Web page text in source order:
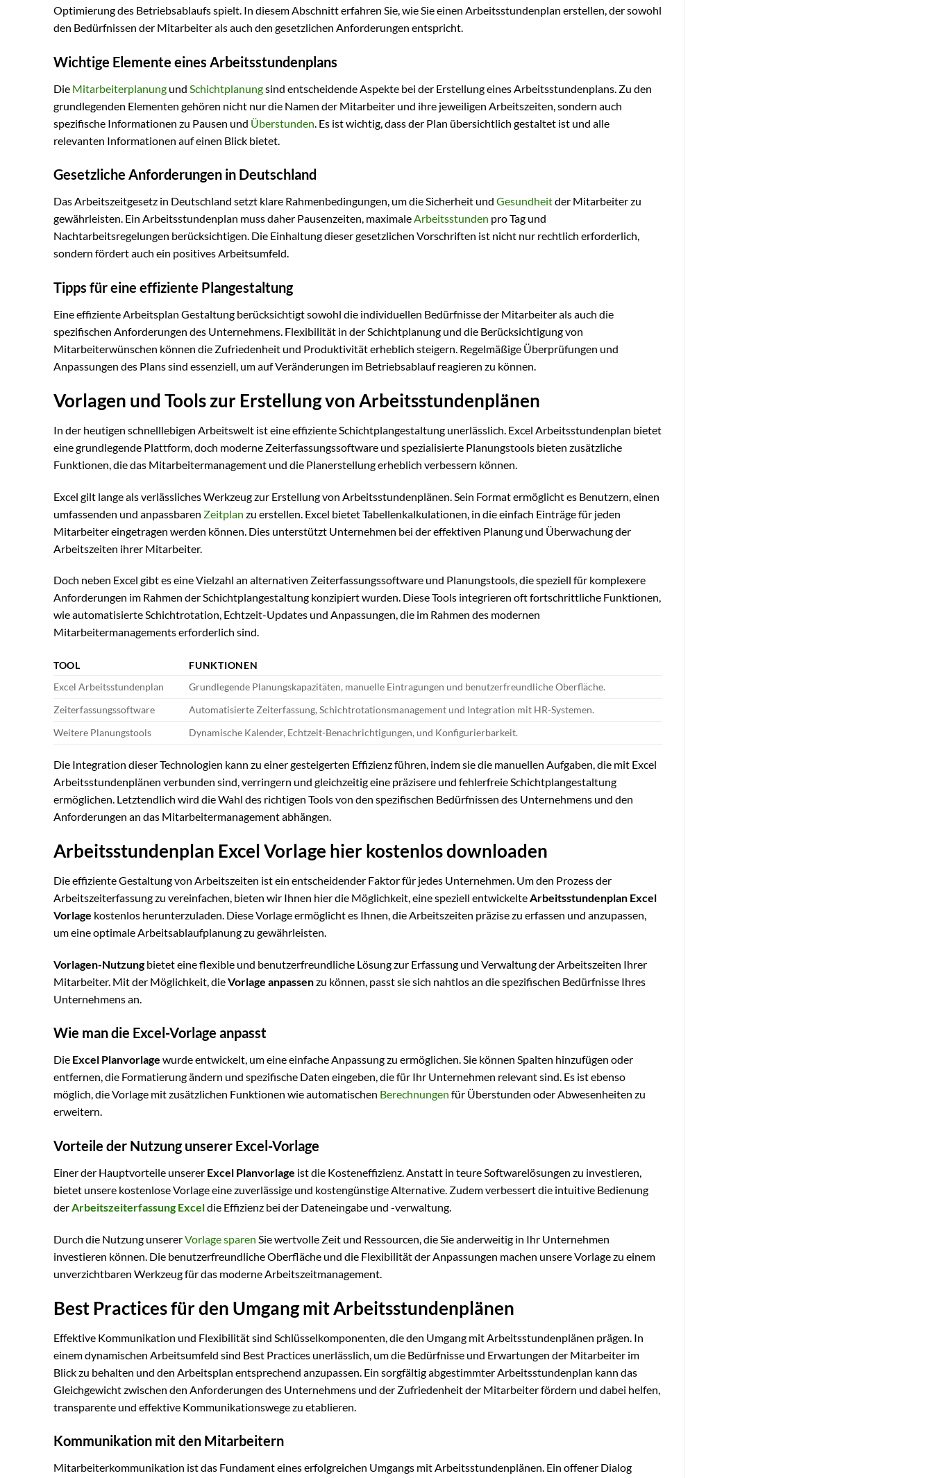
Optimierung des Betriebsablaufs spielt. In diesem Abschnitt erfahren Sie, wie Sie einen Arbeitsstundenplan erstellen, der sowohl
den Bedürfnissen der Mitarbeiter als auch den gesetzlichen Anforderungen entspricht.
Wichtige Elemente eines Arbeitsstundenplans
Die Mitarbeiterplanung und Schichtplanungsind entscheidende Aspekte bei der Erstellung eines Arbeitsstundenplans. Zu den
grundlegenden Elementen gehören nicht nur die Namen der Mitarbeiter und ihre jeweiligen Arbeitszeiten, sondern auch
spezifische Informationen zu Pausen und Überstunden . Es ist wichtig, dass der Plan übersichtlich gestaltet ist und alle
relevanten Informationen auf einen Blick bietet.
Gesetzliche Anforderungen in Deutschland
Das Arbeitszeitgesetz in Deutschland setzt klare Rahmenbedingungen, um die Sicherheit und Gesundheitder Mitarbeiter zu
gewährleisten. Ein Arbeitsstundenplan muss daher Pausenzeiten, maximaleArbeitsstunden pro Tag und
Nachtarbeitsregelungen berücksichtigen. Die Einhaltung dieser gesetzlichen Vorschriften ist nicht nur rechtlich erforderlich,
sondern fördert auch ein positives Arbeitsumfeld.
Tipps für eine effiziente Plangestaltung
Eine effiziente Arbeitsplan Gestaltung berücksichtigt sowohl die individuellen Bedürfnisse der Mitarbeiter als auch die
spezifischen Anforderungen des Unternehmens. Flexibilität in der Schichtplanung und die Berücksichtigung von
Mitarbeiterwünschen können die Zufriedenheit und Produktivität erheblich steigern. Regelmäßige Überprüfungen und
Anpassungen des Plans sind essenziell, um auf Veränderungen im Betriebsablauf reagieren zu können.
Vorlagen und Tools zur Erstellung von Arbeitsstundenplänen
In der heutigen schnelllebigen Arbeitswelt ist eine effiziente Schichtplangestaltung unerlässlich. Excel Arbeitsstundenplan bietet
eine grundlegende Plattform, doch moderne Zeiterfassungssoftware und spezialisierte Planungstools bieten zusätzliche
Funktionen, die das Mitarbeitermanagement und die Planerstellung erheblich verbessern können.
Excel gilt lange als verlässliches Werkzeug zur Erstellung von Arbeitsstundenplänen. Sein Format ermöglicht es Benutzern, einen
umfassenden und anpassbaren Zeitplan zu erstellen. Excel bietet Tabellenkalkulationen, in die einfach Einträge für jeden
Mitarbeiter eingetragen werden können. Dies unterstützt Unternehmen bei der effektiven Planung und Überwachung der
Arbeitszeiten ihrer Mitarbeiter.
Doch neben Excel gibt es eine Vielzahl an alternativen Zeiterfassungssoftware und Planungstools, die speziell für komplexere
Anforderungen im Rahmen der Schichtplangestaltung konzipiert wurden. Diese Tools integrieren oft fortschrittliche Funktionen,
wie automatisierte Schichtrotation, Echtzeit-Updates und Anpassungen, die im Rahmen des modernen
Mitarbeitermanagements erforderlich sind.
TOOL
FUNKTIONEN
Excel Arbeitsstundenplan
Grundlegende Planungskapazitäten, manuelle Eintragungen und benutzerfreundliche Oberfläche.
Zeiterfassungssoftware
Automatisierte Zeiterfassung, Schichtrotationsmanagement und Integration mit HR-Systemen.
Weitere Planungstools
Dynamische Kalender, Echtzeit-Benachrichtigungen, und Konfigurierbarkeit.
Die Integration dieser Technologien kann zu einer gesteigerten Effizienz führen, indem sie die manuellen Aufgaben, die mit Excel
Arbeitsstundenplänen verbunden sind, verringern und gleichzeitig eine präzisere und fehlerfreie Schichtplangestaltung
ermöglichen. Letztendlich wird die Wahl des richtigen Tools von den spezifischen Bedürfnissen des Unternehmens und den
Anforderungen an das Mitarbeitermanagement abhängen.
Arbeitsstundenplan Excel Vorlage hier kostenlos downloaden
Die effiziente Gestaltung von Arbeitszeiten ist ein entscheidender Faktor für jedes Unternehmen. Um den Prozess der
Arbeitszeiterfassung zu vereinfachen, bieten wir Ihnen hier die Möglichkeit, eine speziell entwickelteArbeitsstundenplan Excel
Vorlage kostenlos herunterzuladen. Diese Vorlage ermöglicht es Ihnen, die Arbeitszeiten präzise zu erfassen und anzupassen,
um eine optimale Arbeitsablaufplanung zu gewährleisten.
Vorlagen-Nutzungbietet eine flexible und benutzerfreundliche Lösung zur Erfassung und Verwaltung der Arbeitszeiten Ihrer
Mitarbeiter. Mit der Möglichkeit, dieVorlage anpassenzu können, passt sie sich nahtlos an die spezifischen Bedürfnisse Ihres
Unternehmens an.
Wie man die Excel-Vorlage anpasst
Die Excel Planvorlage wurde entwickelt, um eine einfache Anpassung zu ermöglichen. Sie können Spalten hinzufügen oder
entfernen, die Formatierung ändern und spezifische Daten eingeben, die für Ihr Unternehmen relevant sind. Es ist ebenso
möglich, die Vorlage mit zusätzlichen Funktionen wie automatischen Berechnungen für Überstunden oder Abwesenheiten zu
erweitern.
Vorteile der Nutzung unserer Excel-Vorlage
Einer der Hauptvorteile unserer Excel Planvorlage ist die Kosteneffizienz. Anstatt in teure Softwarelösungen zu investieren,
bietet unsere kostenlose Vorlage eine zuverlässige und kostengünstige Alternative. Zudem verbessert die intuitive Bedienung
derArbeitszeiterfassung Exceldie Effizienz bei der Dateneingabe und -verwaltung.
Durch die Nutzung unsererVorlage sparen Sie wertvolle Zeit und Ressourcen, die Sie anderweitig in Ihr Unternehmen
investieren können. Die benutzerfreundliche Oberfläche und die Flexibilität der Anpassungen machen unsere Vorlage zu einem
unverzichtbaren Werkzeug für das moderne Arbeitszeitmanagement.
Best Practices für den Umgang mit Arbeitsstundenplänen
Effektive Kommunikation und Flexibilität sind Schlüsselkomponenten, die den Umgang mit Arbeitsstundenplänen prägen. In
einem dynamischen Arbeitsumfeld sind Best Practices unerlässlich, um die Bedürfnisse und Erwartungen der Mitarbeiter im
Blick zu behalten und den Arbeitsplan entsprechend anzupassen. Ein sorgfältig abgestimmter Arbeitsstundenplan kann das
Gleichgewicht zwischen den Anforderungen des Unternehmens und der Zufriedenheit der Mitarbeiter fördern und dabei helfen,
transparente und effektive Kommunikationswege zu etablieren.
Kommunikation mit den Mitarbeitern
Mitarbeiterkommunikation ist das Fundament eines erfolgreichen Umgangs mit Arbeitsstundenplänen. Ein offener Dialog